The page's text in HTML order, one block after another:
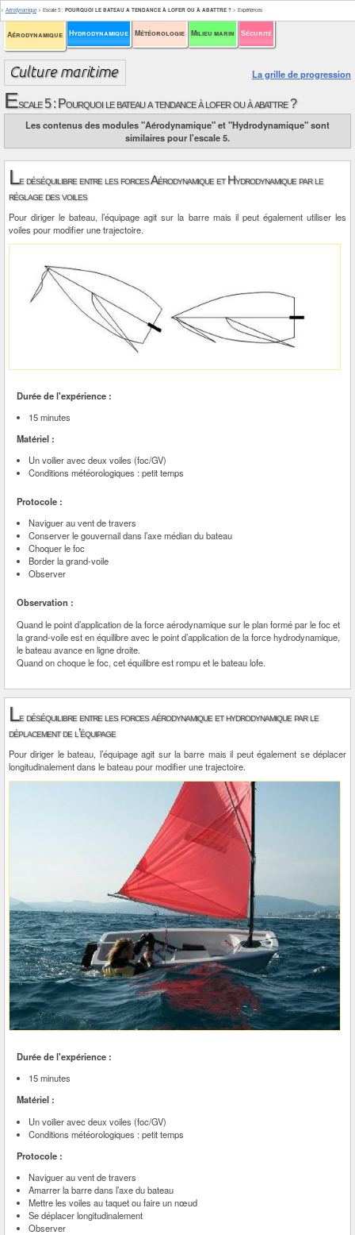
Aérodynamique Hydrodynamique Météorologie Milieu marin Sécurité
> Aérodynamique > Escale 5 : POURQUOI LE BATEAU A TENDANCE À LOFER OU À ABATTRE ? > Expériences
La grille de progression
Escale 5 : Pourquoi le bateau a tendance à lofer ou à abattre ?
Les contenus des modules "Aérodynamique" et "Hydrodynamique" sont
similaires pour l'escale 5.
Le déséquilibre entre les forces Aérodynamique et Hydrodynamique par le
réglage des voiles
Pour diriger le bateau, l’équipage agit sur la barre mais il peut également utiliser les
voiles pour modifier une trajectoire.
Durée de l'expérience :
15 minutes
Matériel :
Un voilier avec deux voiles (foc/GV)
Conditions météorologiques : petit temps
Protocole :
Naviguer au vent de travers
Conserver le gouvernail dans l’axe médian du bateau
Choquer le foc
Border la grand-voile
Observer
Observation :
Quand le point d’application de la force aérodynamique sur le plan formé par le foc et
la grand-voile est en équilibre avec le point d’application de la force hydrodynamique,
le bateau avance en ligne droite.
Quand on choque le foc, cet équilibre est rompu et le bateau lofe.
Le déséquilibre entre les forces aérodynamique et hydrodynamique par le
déplacement de l’équipage
Pour diriger le bateau, l’équipage agit sur la barre mais il peut également se déplacer
longitudinalement dans le bateau pour modifier une trajectoire.
Durée de l'expérience :
15 minutes
Matériel :
Un voilier avec deux voiles (foc/GV)
Conditions météorologiques : petit temps
Protocole :
Naviguer au vent de travers
Amarrer la barre dans l’axe du bateau
Mettre les voiles au taquet ou faire un nœud
Se déplacer longitudinalement
Observer